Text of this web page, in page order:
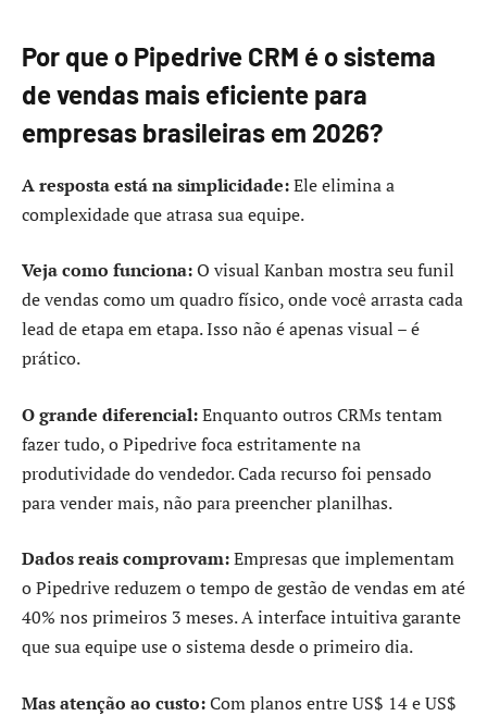
Por que o Pipedrive CRM é o sistema
de vendas mais eficiente para
empresas brasileiras em 2026?
A resposta está na simplicidade:Ele elimina a
complexidade que atrasa sua equipe.
Veja como funciona:O visual Kanban mostra seu funil
de vendas como um quadro físico, onde você arrasta cada
lead de etapa em etapa. Isso não é apenas visual – é
prático.
O grande diferencial:Enquanto outros CRMs tentam
fazer tudo, o Pipedrive foca estritamente na
produtividade do vendedor. Cada recurso foi pensado
para vender mais, não para preencher planilhas.
Dados reais comprovam:Empresas que implementam
o Pipedrive reduzem o tempo de gestão de vendas em até
40% nos primeiros 3 meses. A interface intuitiva garante
que sua equipe use o sistema desde o primeiro dia.
Mas atenção ao custo:Com planos entre US$ 14 e US$